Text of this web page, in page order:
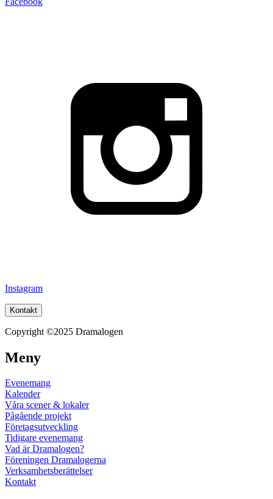
Instagram
Kontakt
Copyright ©2025 Dramalogen
Meny
Evenemang
Kalender
Våra scener & lokaler
Pågående projekt
Företagsutveckling
Tidigare evenemang
Vad är Dramalogen?
Föreningen Dramalogerna
Verksamhetsberättelser
Kontakt